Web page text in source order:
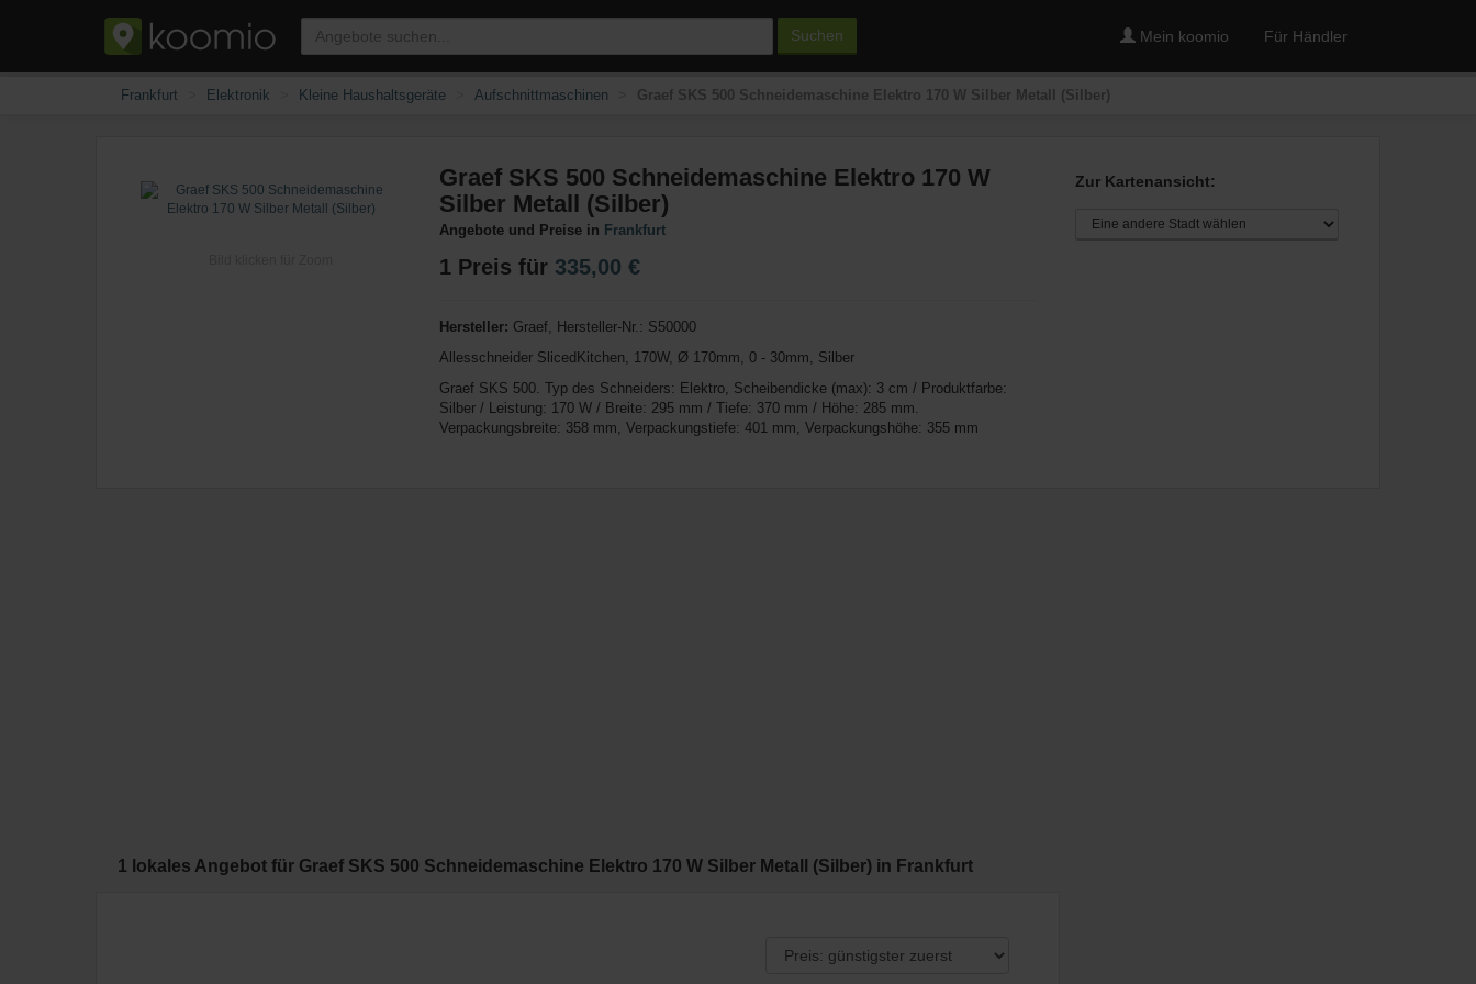
Suchen Mein koomio Für Händler
Frankfurt Elektronik Kleine Haushaltsgeräte Aufschnittmaschinen Graef SKS 500 Schneidemaschine Elektro 170 W Silber Metall (Silber)
Graef SKS 500 Schneidemaschine Elektro 170 W
Silber Metall (Silber)
Angebote und Preise in Frankfurt
1 Preis für 335,00 €
Hersteller: Graef, Hersteller-Nr.: S50000
Allesschneider SlicedKitchen, 170W, Ø 170mm, 0 - 30mm, Silber
Graef SKS 500. Typ des Schneiders: Elektro, Scheibendicke (max): 3 cm / Produktfarbe:
Silber / Leistung: 170 W / Breite: 295 mm / Tiefe: 370 mm / Höhe: 285 mm.
Verpackungsbreite: 358 mm, Verpackungstiefe: 401 mm, Verpackungshöhe: 355 mm
Zur Kartenansicht:
1 lokales Angebot für Graef SKS 500 Schneidemaschine Elektro 170 W Silber Metall (Silber) in Frankfurt